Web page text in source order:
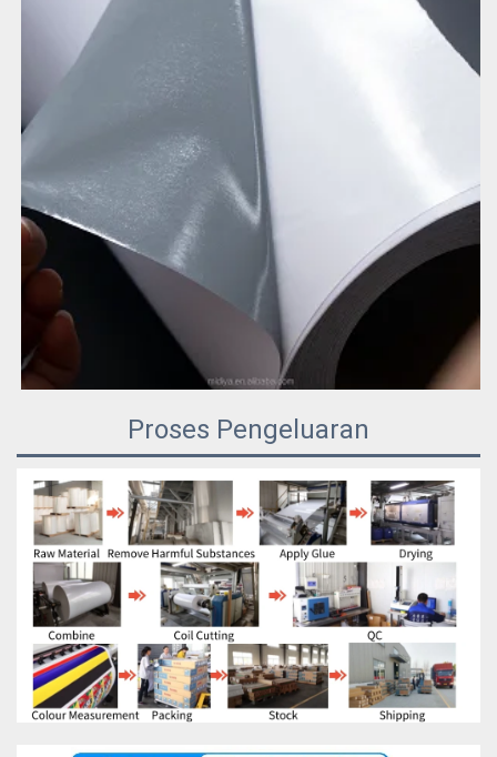
Proses Pengeluaran